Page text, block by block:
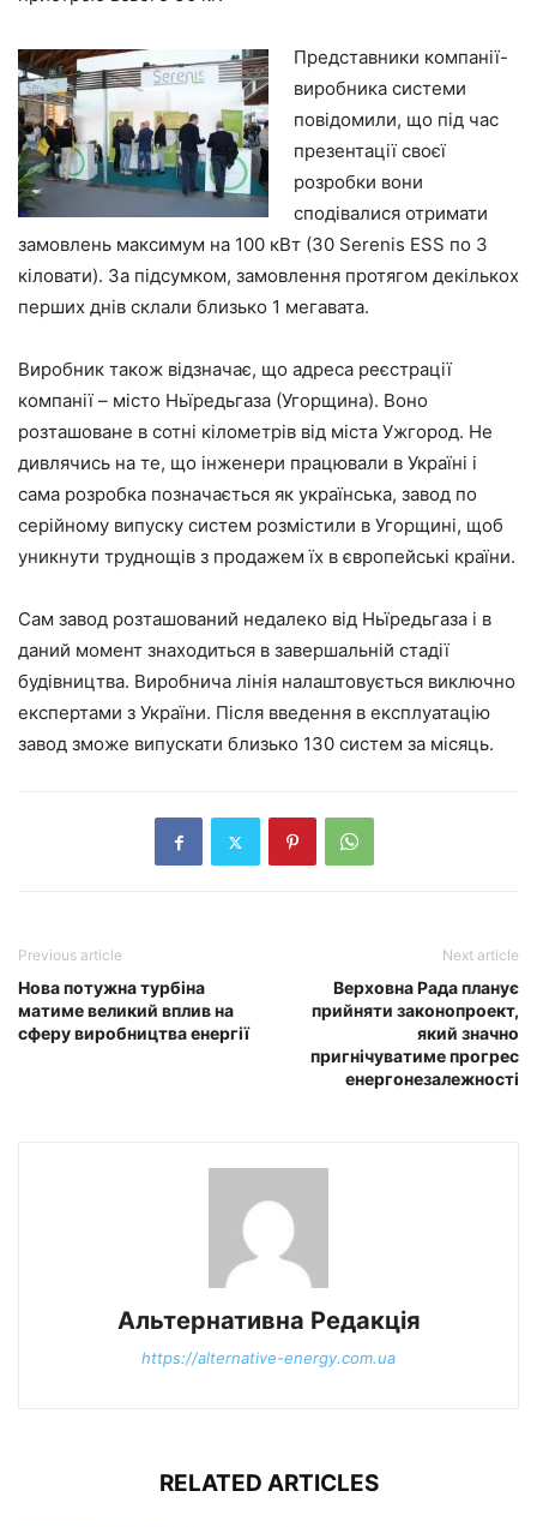
Представники компанії-
виробника системи
повідомили, що під час
презентації своєї
розробки вони
сподівалися отримати
замовлень максимум на 100 кВт (30 Serenis ESS по 3
кіловати). За підсумком, замовлення протягом декількох
перших днів склали близько 1 мегавата.
Виробник також відзначає, що адреса реєстрації
компанії – місто Ньїредьгаза (Угорщина). Воно
розташоване в сотні кілометрів від міста Ужгород. Не
дивлячись на те, що інженери працювали в Україні і
сама розробка позначається як українська, завод по
серійному випуску систем розмістили в Угорщині, щоб
уникнути труднощів з продажем їх в європейські країни.
Сам завод розташований недалеко від Ньїредьгаза і в
даний момент знаходиться в завершальній стадії
будівництва. Виробнича лінія налаштовується виключно
експертами з України. Після введення в експлуатацію
завод зможе випускати близько 130 систем за місяць.
Previous article
Нова потужна турбіна
матиме великий вплив на
сферу виробництва енергії
Next article
Верховна Рада планує
прийняти законопроект,
який значно
пригнічуватиме прогрес
енергонезалежності
Альтернативна Редакція
https://alternative-energy.com.ua
RELATED ARTICLES